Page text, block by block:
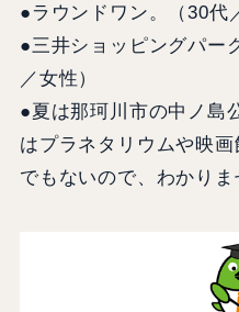
●ラウンドワン。（30代
●三井ショッピングパー
／女性）
●夏は那珂川市の中ノ島
はプラネタリウムや映
でもないので、わかりま